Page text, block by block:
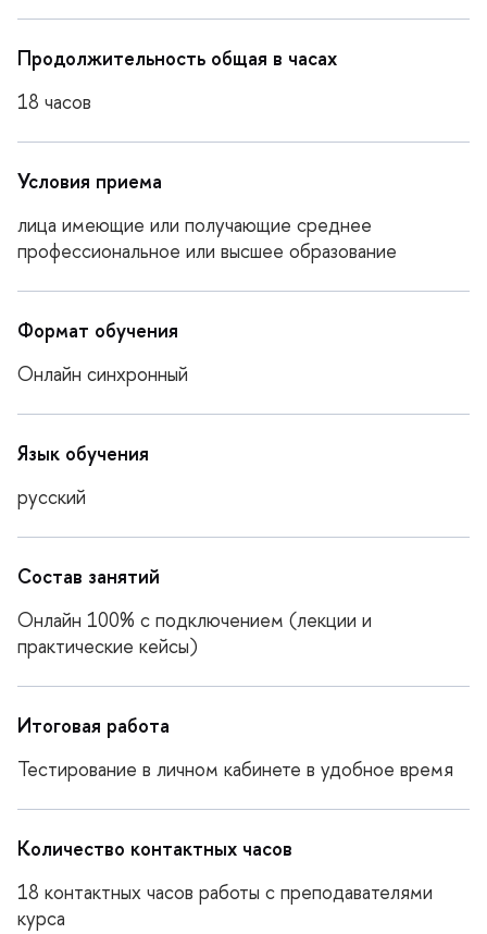
Продолжительность общая в часах
18 часо
Условия приема
лица имеющие или получающие среднее
профессиональное или высшее образование
Формат обучения
Онлайн синхронный
Язык обучения
русский
Состав занятий
Онлайн 100% с подключением (лекции и
практические кейсы)
Итоговая работа
Тестирование в личном кабинете в удобное время
Количество контактных часо
18 контактных часов работы с преподавателями
курса